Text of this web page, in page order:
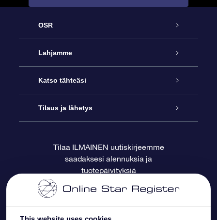
OSR
Palvelu
Ota meihin yhteyttä
Blogi
Arvostelut
Lahjamme
Online Star -lahja
OSR-lahjapakkaus
OSR-lahjakortti
Yrityslahjat
Katso tähteäsi
Star Register
Henkilökohtainen Tähtisivu
One Million Stars
OSR -tähden tallennus
Tilaus ja lähetys
Maksutiedot
Toimitustiedot
Palautuskäytäntö
Tilaa ILMAINEN uutiskirjeemme
saadaksesi alennuksia ja
tuotepäivityksiä